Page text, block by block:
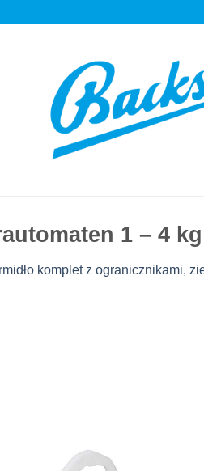
1 – 4 kg
komplet z ogranicznikami,